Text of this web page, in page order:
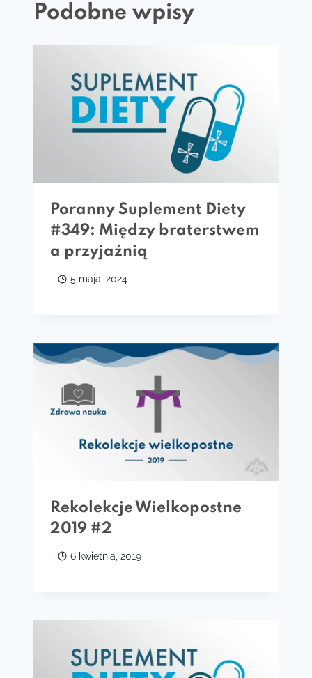
Podobne wpisy
Poranny Suplement Diety
#349: Między braterstwem
a przyjaźnią
5 maja, 2024
Rekolekcje Wielkopostne
2019 #2
6 kwietnia, 2019